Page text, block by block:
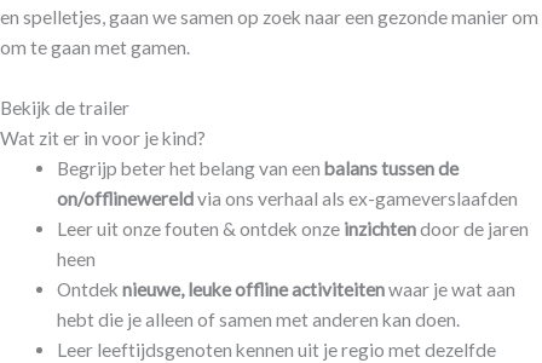
en spelletjes, gaan we samen op zoek naar een gezonde manier om
om te gaan met gamen.
Bekijk de trailer
Wat zit er in voor je kind?
Begrijp beter het belang van een balans tussen de
on/offlinewereldvia ons verhaal als ex-gameverslaafden
Leer uit onze fouten & ontdek onze inzichtendoor de jaren
heen
Ontdek nieuwe, leuke offline activiteitenwaar je wat aan
hebt die je alleen of samen met anderen kan doen.
Leer leeftijdsgenoten kennen uit je regio met dezelfde